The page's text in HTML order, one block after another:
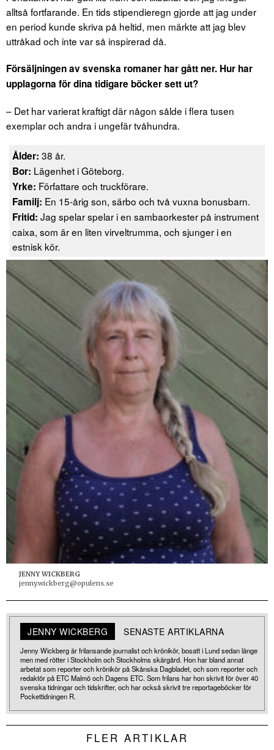
alltså fortfarande. En tids stipendieregn gjorde att jag under
en period kunde skriva på heltid, men märkte att jag blev
uttråkad och inte var så inspirerad då.
Försäljningen av svenska romaner har gått ner. Hur har
upplagorna för dina tidigare böcker sett ut?
– Det har varierat kraftigt där någon sålde i flera tusen
exemplar och andra i ungefär tvåhundra.
Ålder: 38 år.
Bor: Lägenhet i Göteborg.
Yrke: Författare och truckförare.
Familj: En 15-årig son, särbo och två vuxna bonusbarn.
Fritid: Jag spelar spelar i en sambaorkester på instrument
caixa, som är en liten virveltrumma, och sjunger i en
estnisk kör.
JENNY WICKBERG
jenny.wickberg@opulens.se
JENNY WICKBERG SENASTE ARTIKLARNA
Jenny Wickberg är frilansande journalist och krönikör, bosatt i Lund sedan länge
men med rötter i Stockholm och Stockholms skärgård. Hon har bland annat
arbetat som reporter och krönikör på Skånska Dagbladet, och som reporter och
redaktör på ETC Malmö och Dagens ETC. Som frilans har hon skrivit för över 40
svenska tidningar och tidskrifter, och har också skrivit tre reportageböcker för
Pockettidningen R.
FLER ARTIKLAR